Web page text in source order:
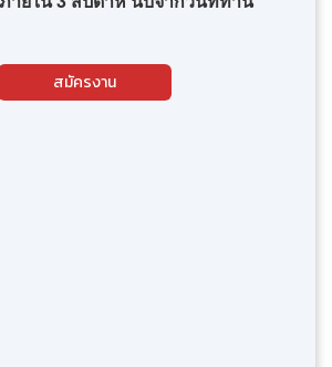
สมัครงาน